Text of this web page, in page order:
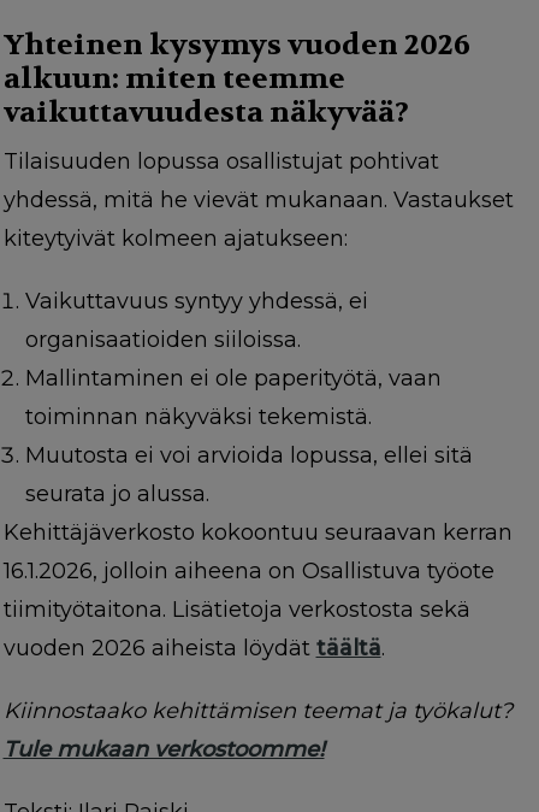
Yhteinen kysymys vuoden 2026
alkuun: miten teemme
vaikuttavuudesta näkyvää?
Tilaisuuden lopussa osallistujat pohtivat
yhdessä, mitä he vievät mukanaan. Vastaukset
kiteytyivät kolmeen ajatukseen:
Vaikuttavuus syntyy yhdessä, ei
organisaatioiden siiloissa.
Mallintaminen ei ole paperityötä, vaan
toiminnan näkyväksi tekemistä.
Muutosta ei voi arvioida lopussa, ellei sitä
seurata jo alussa.
Kehittäjäverkosto kokoontuu seuraavan kerran
16.1.2026, jolloin aiheena on Osallistuva työote
tiimityötaitona. Lisätietoja verkostosta sekä
vuoden 2026 aiheista löydät täältä.
Kiinnostaako kehittämisen teemat ja työkalut?
Tule mukaan verkostoomme!